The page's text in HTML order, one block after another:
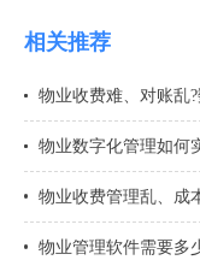
相关推荐
物业收费难、对账乱
物业数字化管理如何
物业收费管理乱、成